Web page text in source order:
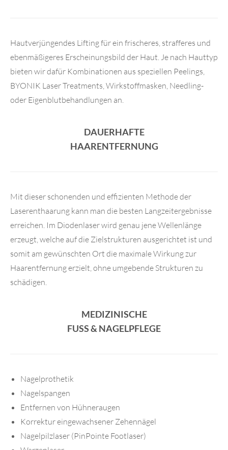
Hautverjüngendes Lifting für ein frischeres, strafferes und
ebenmäßigeres Erscheinungsbild der Haut. Je nach Hauttyp
bieten wir dafür Kombinationen aus speziellen Peelings,
BYONIK Laser Treatments, Wirkstoffmasken, Needling-
oder Eigenblutbehandlungen an.
DAUERHAFTE
HAARENTFERNUNG
Mit dieser schonenden und effizienten Methode der
Laserenthaarung kann man die besten Langzeitergebnisse
erreichen. Im Diodenlaser wird genau jene Wellenlänge
erzeugt, welche auf die Zielstrukturen ausgerichtet ist und
somit am gewünschten Ort die maximale Wirkung zur
Haarentfernung erzielt, ohne umgebende Strukturen zu
schädigen.
MEDIZINISCHE
FUSS & NAGELPFLEGE
Nagelprothetik­­­­
Nagelspangen
Entfernen von Hühneraugen
Korrektur eingewachsener Zehennägel
Nagelpilzlaser (PinPointe Footlaser)